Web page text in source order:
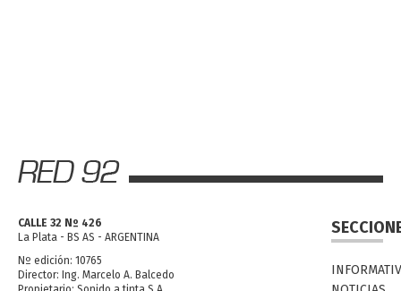
CALLE 32 Nº 426
La Plata - BS AS - ARGENTINA
Nº edición: 10765
Director: Ing. Marcelo A. Balcedo